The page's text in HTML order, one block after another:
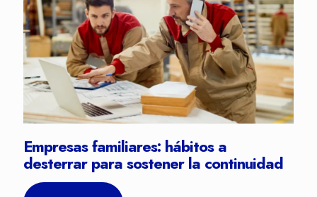
Empresas familiares: hábitos a
desterrar para sostener la continuidad